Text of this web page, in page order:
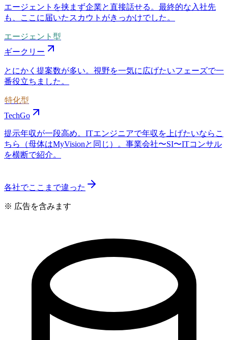
エージェントを挟まず企業と直接話せる。最終的な入社先
も、ここに届いたスカウトがきっかけでした。
エージェント型
ギークリー
とにかく提案数が多い。視野を一気に広げたいフェーズで一
番役立ちました。
特化型
TechGo
提示年収が一段高め。ITエンジニアで年収を上げたいならこ
ちら（母体はMyVisionと同じ）。事業会社〜SI〜ITコンサル
を横断で紹介。
各社でここまで違った
※ 広告を含みます